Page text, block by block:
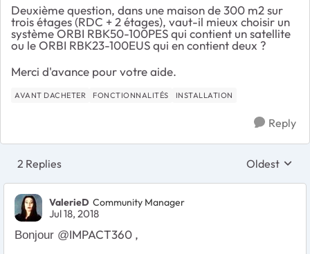
Deuxième question, dans une maison de 300 m2 sur
trois étages (RDC + 2 étages), vaut-il mieux choisir un
système ORBI RBK50-100PES qui contient un satellite
ou le ORBI RBK23-100EUS qui en contient deux ?
Merci d'avance pour votre aide.
AVANT DACHETER FONCTIONNALITÉS INSTALLATION
Reply
2 Replies Replies
Oldest
ValerieD Community Manager
Jul 18, 2018
Bonjour @IMPACT360 ,